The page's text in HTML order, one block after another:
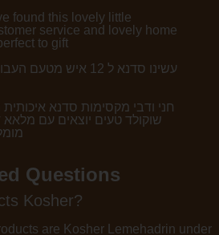
found this lovely little
service and lovely home
to gift
עשינו סדנא ל 12 איש
חני ודבי מקסימות סדנא
שוקולד טעים יוצאים עם
Questions
Kosher?
are Kosher Lemehadrin under